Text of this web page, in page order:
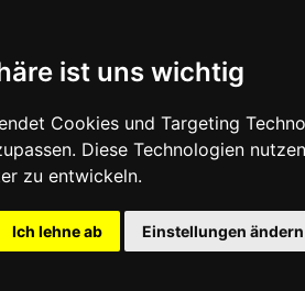
ist uns wichtig
Cookies und Targeting
Diese Technologien
zu entwickeln.
Ich lehne ab Einstellungen ändern